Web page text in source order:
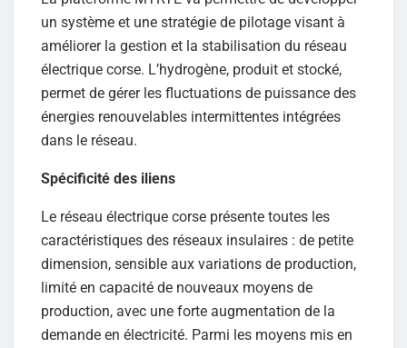
un système et une stratégie de pilotage visant à
améliorer la gestion et la stabilisation du réseau
électrique corse. L’hydrogène, produit et stocké,
permet de gérer les fluctuations de puissance des
énergies renouvelables intermittentes intégrées
dans le réseau.
Spécificité des iliens
Le réseau électrique corse présente toutes les
caractéristiques des réseaux insulaires : de petite
dimension, sensible aux variations de production,
limité en capacité de nouveaux moyens de
production, avec une forte augmentation de la
demande en électricité. Parmi les moyens mis en